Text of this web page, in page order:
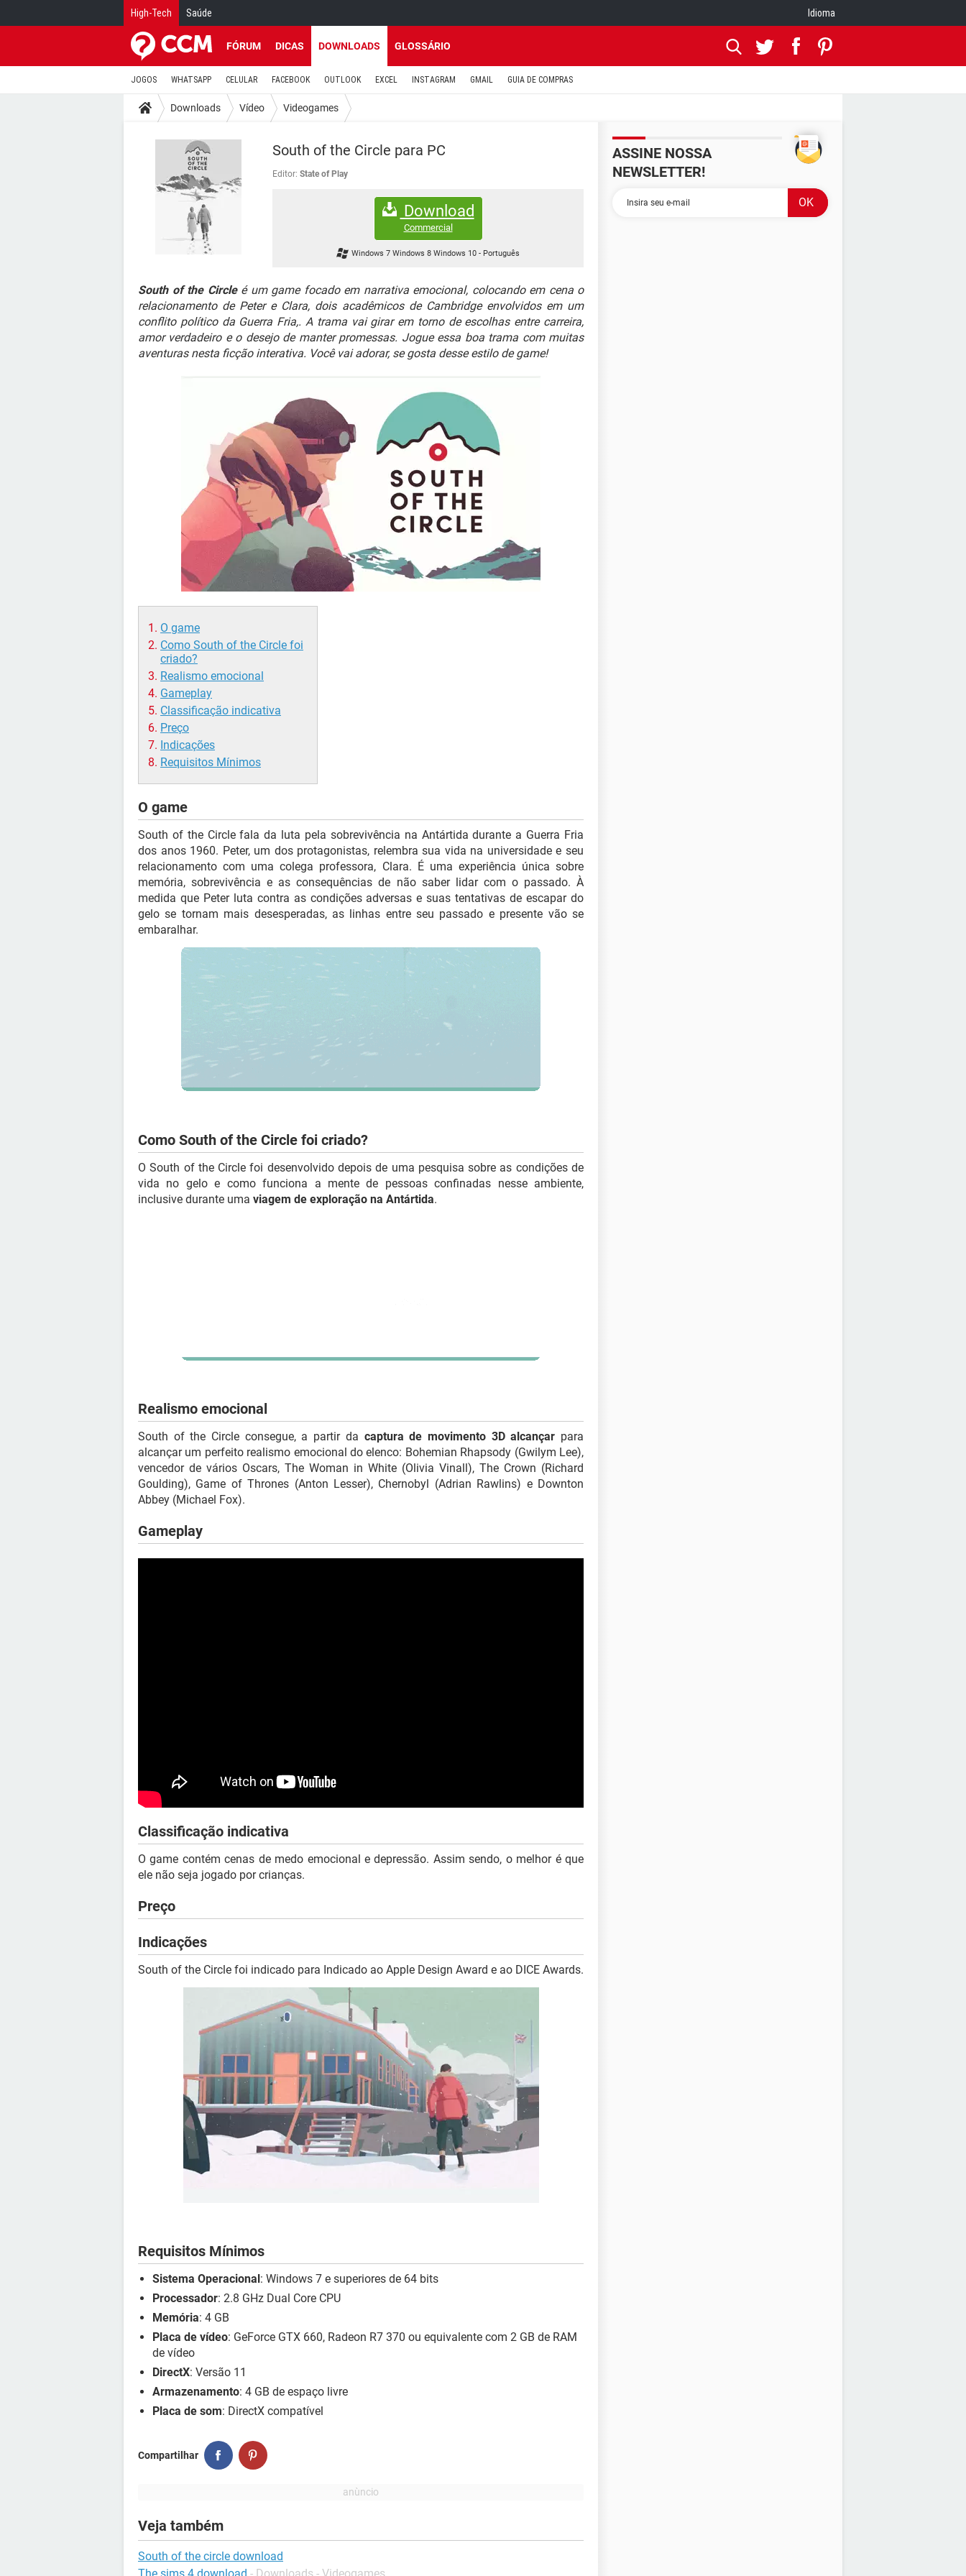
High-Tech Saúde Idioma
FÓRUM DICAS DOWNLOADS GLOSSÁRIO
JOGOS WHATSAPP CELULAR FACEBOOK OUTLOOK EXCEL INSTAGRAM GMAIL GUIA DE COMPRAS
Downloads Vídeo Videogames
South of the Circle para PC
Editor: State of Play
Download
Commercial
Windows 7 Windows 8 Windows 10 - Português
South of the Circleé um game focado em narrativa emocional, colocando em cena o
relacionamento de Peter e Clara, dois acadêmicos de Cambridge envolvidos em um
conflito político da Guerra Fria,. A trama vai girar em torno de escolhas entre carreira,
amor verdadeiro e o desejo de manter promessas. Jogue essa boa trama com muitas
aventuras nesta ficção interativa. Você vai adorar, se gosta desse estilo de game!
O game
Como South of the Circle foi
criado?
Realismo emocional
Gameplay
Classificação indicativa
Preço
Indicações
Requisitos Mínimos
O game
South of the Circle fala da luta pela sobrevivência na Antártida durante a Guerra Fria
dos anos 1960. Peter, um dos protagonistas, relembra sua vida na universidade e seu
relacionamento com uma colega professora, Clara. É uma experiência única sobre
memória, sobrevivência e as consequências de não saber lidar com o passado. À
medida que Peter luta contra as condições adversas e suas tentativas de escapar do
gelo se tornam mais desesperadas, as linhas entre seu passado e presente vão se
embaralhar.
Como South of the Circle foi criado?
O South of the Circle foi desenvolvido depois de uma pesquisa sobre as condições de
vida no gelo e como funciona a mente de pessoas confinadas nesse ambiente,
inclusive durante uma viagem de exploração na Antártida.
Realismo emocional
South of the Circle consegue, a partir da captura de movimento 3D alcançar para
alcançar um perfeito realismo emocional do elenco: Bohemian Rhapsody (Gwilym Lee),
vencedor de vários Oscars, The Woman in White (Olivia Vinall), The Crown (Richard
Goulding), Game of Thrones (Anton Lesser), Chernobyl (Adrian Rawlins) e Downton
Abbey (Michael Fox).
Gameplay
Classificação indicativa
O game contém cenas de medo emocional e depressão. Assim sendo, o melhor é que
ele não seja jogado por crianças.
Preço
Indicações
South of the Circle foi indicado para Indicado ao Apple Design Award e ao DICE Awards.
Requisitos Mínimos
Sistema Operacional : Windows 7 e superiores de 64 bits
Processador: 2.8 GHz Dual Core CPU
Memória: 4 GB
Placa de vídeo: GeForce GTX 660, Radeon R7 370 ou equivalente com 2 GB de RAM
de vídeo
DirectX: Versão 11
Armazenamento: 4 GB de espaço livre
Placa de som: DirectX compatível
Compartilhar
Veja também
South of the circle download
ASSINE NOSSA
NEWSLETTER!